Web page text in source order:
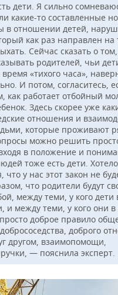
дети. Я сильно
какие-то составленные
в отношении детей,
как раз направлен на
Сейчас сказать о
родителей, чьи
«тихого часа»,
И потом, согласитесь,
как работает отбойный
Здесь скорее уже
отношения и
которые проживают
можно решить
в положение и
тоже есть дети.
что у нас этот закон не
что родители будут
между теми, у кого дети
и между теми, у кого они в
доброе правило
добрососедства, доброго
другом, взаимопомощи,
— пояснила эксперт.